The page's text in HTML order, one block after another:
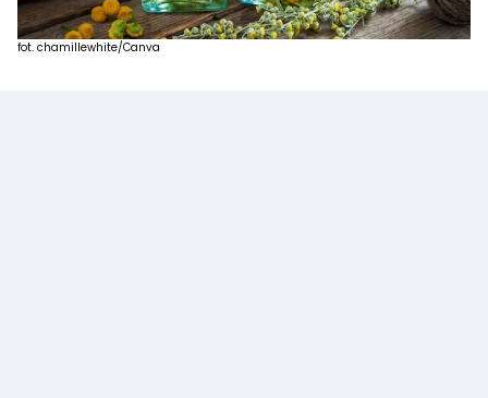
fot. chamillewhite/Canva